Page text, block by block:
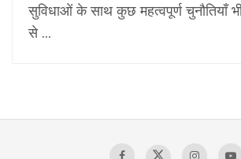
सुविधाओं के साथ कुछ महत्वपूर्ण चुनौतियाँ
से ...